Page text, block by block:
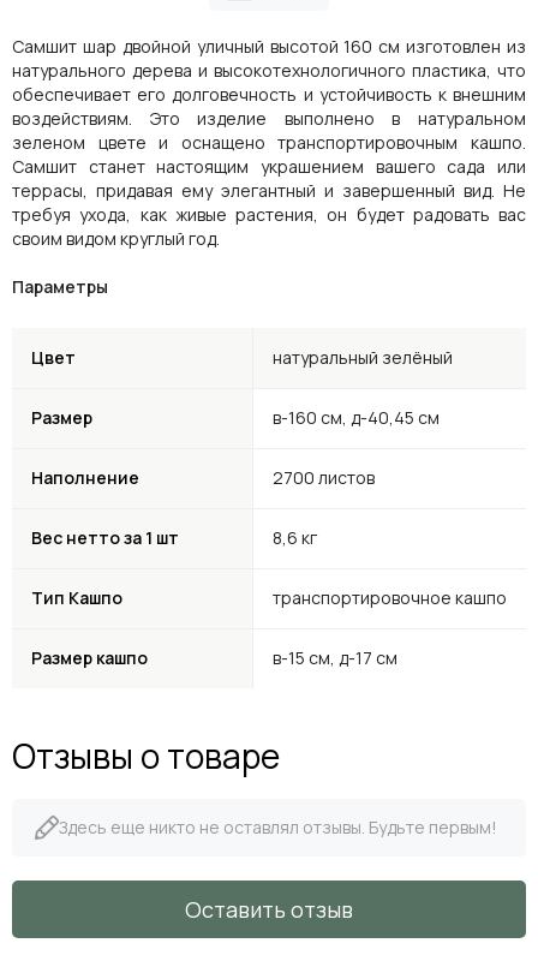
Самшит шар двойной уличный высотой 160 см изготовлен из
натурального дерева и высокотехнологичного пластика, что
обеспечивает его долговечность и устойчивость к внешним
воздействиям. Это изделие выполнено в натуральном
зеленом цвете и оснащено транспортировочным кашпо.
Самшит станет настоящим украшением вашего сада или
террасы, придавая ему элегантный и завершенный вид. Не
требуя ухода, как живые растения, он будет радовать вас
своим видом круглый год.
Параметры
Цвет натуральный зелёный
Размер в-160 см, д-40,45 см
Наполнение 2700 листов
Вес нетто за 1 шт 8,6 кг
Тип Кашпо транспортировочное кашпо
Размер кашпо в-15 см, д-17 см
Отзывы о товаре
Здесь еще никто не оставлял отзывы. Будьте первым!
Оставить отзыв